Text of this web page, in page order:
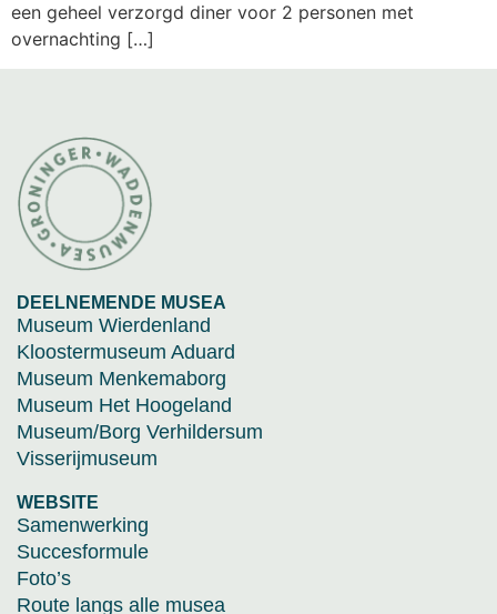
een geheel verzorgd diner voor 2 personen met
overnachting […]
DEELNEMENDE MUSEA
Museum Wierdenland
Kloostermuseum Aduard
Museum Menkemaborg
Museum Het Hoogeland
Museum/Borg Verhildersum
Visserijmuseum
WEBSITE
Samenwerking
Succesformule
Foto’s
Route langs alle musea